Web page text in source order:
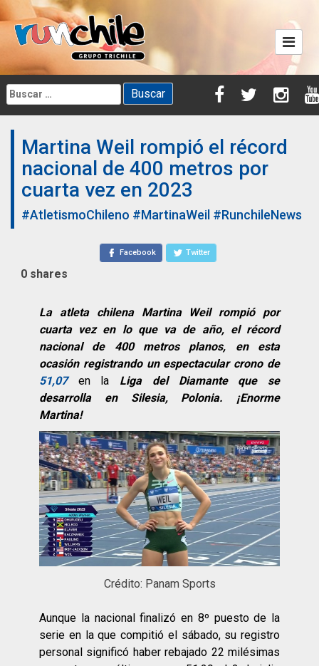
Skip
to
content
Buscar:
Martina Weil rompió el récord
nacional de 400 metros por
cuarta vez en 2023
#AtletismoChileno #MartinaWeil #RunchileNews
Facebook Twitter
0 shares
La atleta chilena Martina Weil rompió por
cuarta vez en lo que va de año, el récord
nacional de 400 metros planos, en esta
ocasión registrando un espectacular crono de
51,07en la Liga del Diamante que se
desarrolla en Silesia, Polonia. ¡Enorme
Martina!
Crédito: Panam Sports
Aunque la nacional finalizó en 8º puesto de la
serie en la que compitió el sábado, su registro
personal significó haber rebajado 22 milésimas